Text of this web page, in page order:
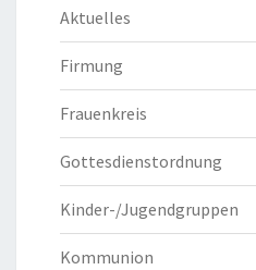
Aktuelles
Firmung
Frauenkreis
Gottesdienstordnung
Kinder-/Jugendgruppen
Kommunion